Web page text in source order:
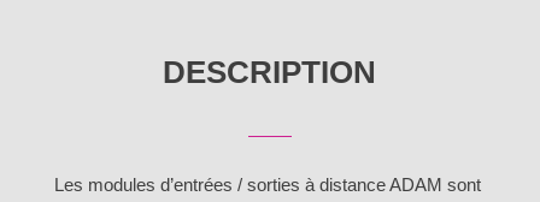
ADAM-
DESCRIPTION
Les modules d’entrées / sorties à distance ADAM sont